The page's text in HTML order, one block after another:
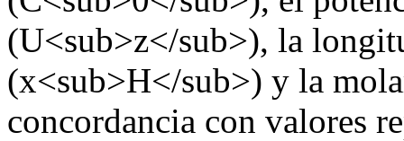
(U<sub>z</sub>), la
(x<sub>H</sub>) y la
concordancia con valores